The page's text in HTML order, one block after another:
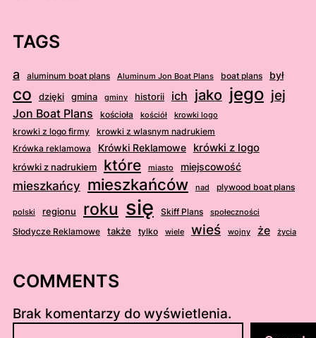
TAGS
a aluminum boat plans Aluminum Jon Boat Plans boat plans był
co dzięki gmina gminy historii ich jako jego jej
Jon Boat Plans kościoła kościół krowki logo
krowki z logo firmy
krowki z wlasnym nadrukiem
Krówka reklamowa
Krówki Reklamowe krówki z logo
krówki z nadrukiem które miasto miejscowość
mieszkańcy mieszkańców nad plywood boat plans
polski regionu roku się Skiff Plans społeczności
Słodycze Reklamowe także tylko wiele wieś wojny że życia
COMMENTS
Brak komentarzy do wyświetlenia.